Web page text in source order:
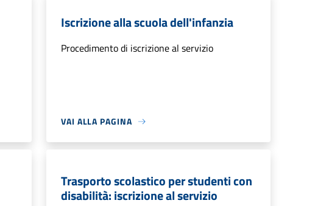
Iscrizione alla scuola dell'infanzia
Procedimento di iscrizione al servizio
VAI ALLA PAGINA
Trasporto scolastico per studenti con
disabilità: iscrizione al servizio